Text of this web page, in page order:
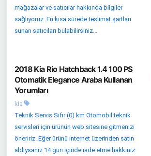
mağazalar ve satıcılar hakkında bilgiler
sağlıyoruz. En kısa sürede teslimat şartları
sunan satıcıları bulabilirsiniz...
2018 Kia Rio Hatchback 1.4 100 PS
Otomatik Elegance Araba Kullanan
Yorumları
kia
Teknik Servis Sıfır (0) km Otomobil teknik
servisleri için ürünün web sitesine gitmenizi
öneririz. Eğer ürünü internet üzerinden satın
aldıysanız 14 gün içinde iade etme hakkınız